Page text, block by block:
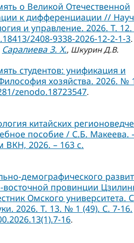
о Великой Отечественной
к дифференциации //
и управление. 2026. Т.
2408-9338-2026-12-2-1-3.
Саралиева З. Х., Шкурин Д.В.
студентов: унификация и
хозяйства. 2026. №
zenodo.18723547.
китайских
пособие / С.Б. Макеева.
ВКН, 2026. – 163 с.
демографического
восточной провинции
Омского университета.
2026. Т. 13. № 1 (49). С. 7-16.
16.